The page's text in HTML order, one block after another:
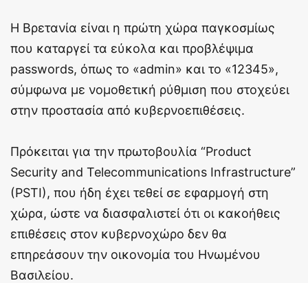
Η Βρετανία είναι η πρώτη χώρα παγκοσμίως
που καταργεί τα εύκολα και προβλέψιμα
passwords, όπως το «admin» και το «12345»,
σύμφωνα με νομοθετική ρύθμιση που στοχεύει
στην προστασία από κυβερνοεπιθέσεις.
Πρόκειται για την πρωτοβουλία “Product
Security and Telecommunications Infrastructure”
(PSTI), που ήδη έχει τεθεί σε εφαρμογή στη
χώρα, ώστε να διασφαλιστεί ότι οι κακοήθεις
επιθέσεις στον κυβερνοχώρο δεν θα
επηρεάσουν την οικονομία του Ηνωμένου
Βασιλείου.